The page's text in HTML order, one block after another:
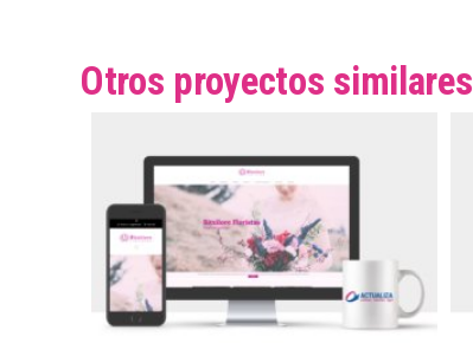
Otros proyectos similares